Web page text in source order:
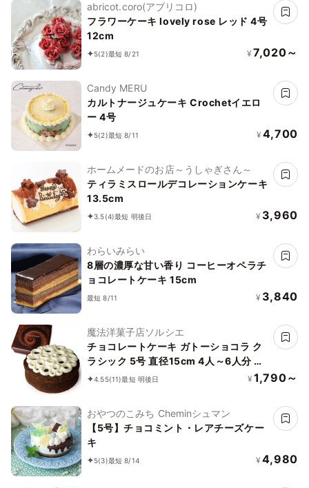
abricot.coro(アブリコロ)
フラワーケーキ lovely rose レッド 4号
12cm
5(2)最短 8/21 ¥ 7,020～
Candy MERU
カルトナージュケーキ Crochetイエロ
ー 4号
5(2)最短 8/11 ¥ 4,700
ホームメードのお店～うしゃぎさん～
ティラミスロールデコレーションケーキ
13.5cm
3.5(4)最短 明後日 ¥ 3,960
わらいみらい
8層の濃厚な甘い香り コーヒーオペラチ
ョコレートケーキ 15cm
最短 8/11 ¥ 3,840
魔法洋菓子店ソルシエ
チョコレートケーキ ガトーショコラ ク
ラシック 5号 直径15cm 4人～6人分 約
320g「選べる飾り： バースデー クリ
4.55(11)最短 明後日 ¥ 1,790～
おやつのこみち Cheminシュマン
【5号】チョコミント・レアチーズケー
キ
5(3)最短 8/14 ¥ 4,980